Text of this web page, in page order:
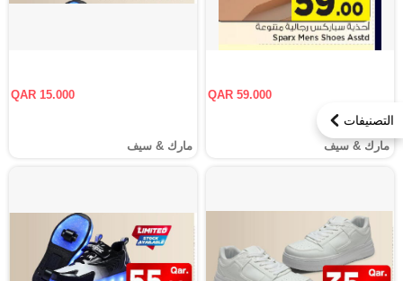
التصنيفات
QAR 59.000
مارك & سيف
QAR 15.000
مارك & سيف